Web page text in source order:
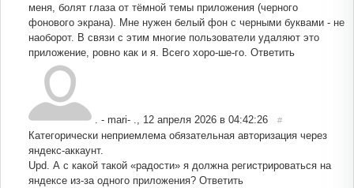
меня, болят глаза от тёмной темы приложения (черного
фонового экрана). Мне нужен белый фон с черными буквами - не
наоборот. В связи с этим многие пользователи удаляют это
приложение, ровно как и я. Всего хоро-ше-го. Ответить
. - mari- ., 12 апреля 2026 в 04:42:26 #
Категорически неприемлема обязательная авторизация через
яндекс-аккаунт.
Upd. А с какой такой «радости» я должна регистрироваться на
яндексе из-за одного приложения? Ответить